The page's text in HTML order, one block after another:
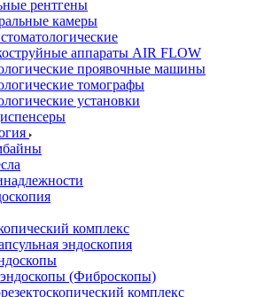
рентгены
камеры
аппараты AIR FLOW
проявочные машины
томографы
установки
комплекс
эндоскопия
(Фиброcкопы)
комплекс